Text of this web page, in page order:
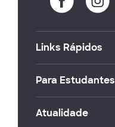
Links Rápidos
Para Estudantes
Atualidade